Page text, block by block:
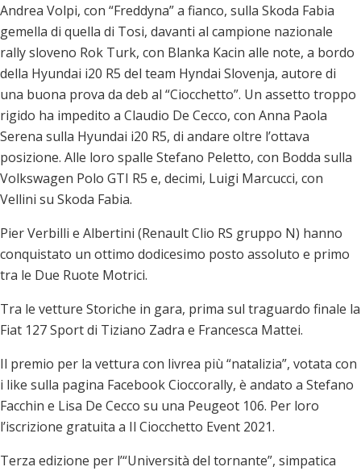
Andrea Volpi, con “Freddyna” a fianco, sulla Skoda Fabia
gemella di quella di Tosi, davanti al campione nazionale
rally sloveno Rok Turk, con Blanka Kacin alle note, a bordo
della Hyundai i20 R5 del team Hyndai Slovenja, autore di
una buona prova da deb al “Ciocchetto”. Un assetto troppo
rigido ha impedito a Claudio De Cecco, con Anna Paola
Serena sulla Hyundai i20 R5, di andare oltre l’ottava
posizione. Alle loro spalle Stefano Peletto, con Bodda sulla
Volkswagen Polo GTI R5 e, decimi, Luigi Marcucci, con
Vellini su Skoda Fabia.
Pier Verbilli e Albertini (Renault Clio RS gruppo N) hanno
conquistato un ottimo dodicesimo posto assoluto e primo
tra le Due Ruote Motrici.
Tra le vetture Storiche in gara, prima sul traguardo finale la
Fiat 127 Sport di Tiziano Zadra e Francesca Mattei.
Il premio per la vettura con livrea più “natalizia”, votata con
i like sulla pagina Facebook Cioccorally, è andato a Stefano
Facchin e Lisa De Cecco su una Peugeot 106. Per loro
l’iscrizione gratuita a Il Ciocchetto Event 2021.
Terza edizione per l’“Università del tornante”, simpatica